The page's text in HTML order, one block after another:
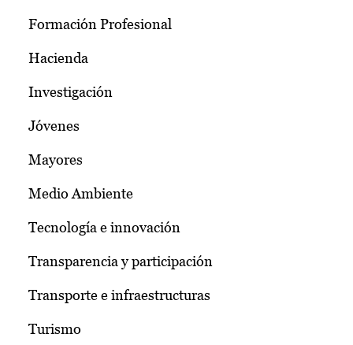
Formación Profesional
Hacienda
Investigación
Jóvenes
Mayores
Medio Ambiente
Tecnología e innovación
Transparencia y participación
Transporte e infraestructuras
Turismo